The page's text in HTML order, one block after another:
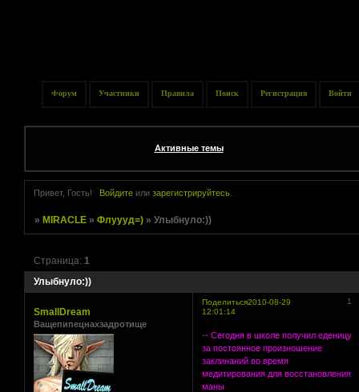
Форум Участники Правила Поиск Регистрация Войти
Активные темы
Привет, Гость! Войдитеили зарегистрируйтесь.
»MIRACLE »Флуууд=) »Улыбнуло:))
Улыбнуло:))
Страница: 1
Поделиться 1
2010-08-29
12:01:14
SmallDream
Ващепипецнахзадротище
-- Сегодня в школе получил еденицу
за постоянное произношение
заклинаний во время
медитирования для восстановления
маны